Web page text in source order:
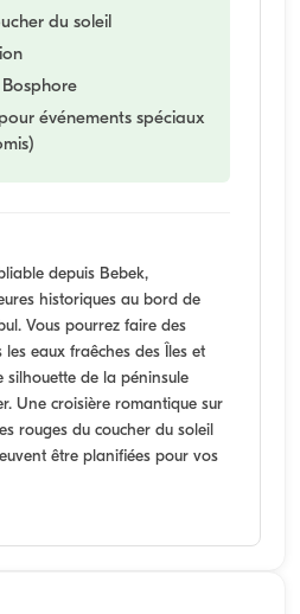
du soleil
Bosphore
événements spéciaux
depuis Bebek,
historiques au bord de
Vous pourrez faire des
eaux fraêches des Îles et
silhouette de la péninsule
Une croisière romantique sur
rouges du coucher du soleil
être planifiées pour vos